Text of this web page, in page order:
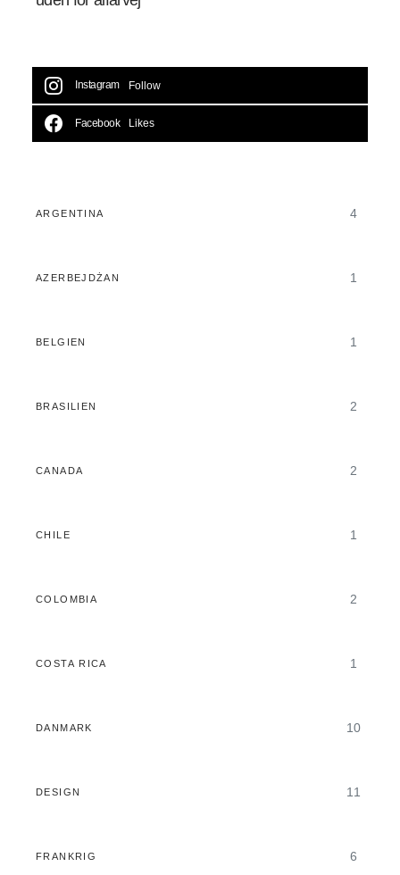
Instagram Follow
Facebook Likes
ARGENTINA 4
AZERBEJDŻAN 1
BELGIEN 1
BRASILIEN 2
CANADA 2
CHILE 1
COLOMBIA 2
COSTA RICA 1
DANMARK 10
DESIGN 11
FRANKRIG 6